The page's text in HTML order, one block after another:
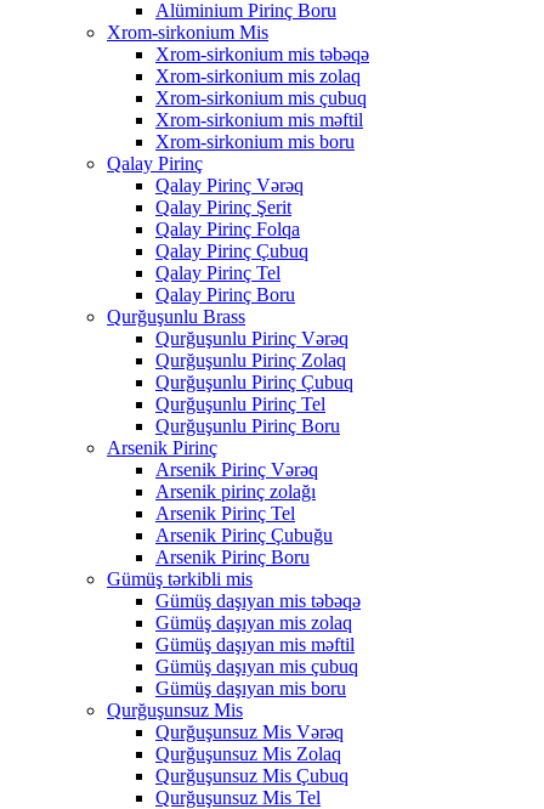
Alüminium Pirinç Boru
Xrom-sirkonium Mis
Xrom-sirkonium mis təbəqə
Xrom-sirkonium mis zolaq
Xrom-sirkonium mis çubuq
Xrom-sirkonium mis məftil
Xrom-sirkonium mis boru
Qalay Pirinç
Qalay Pirinç Vərəq
Qalay Pirinç Şerit
Qalay Pirinç Folqa
Qalay Pirinç Çubuq
Qalay Pirinç Tel
Qalay Pirinç Boru
Qurğuşunlu Brass
Qurğuşunlu Pirinç Vərəq
Qurğuşunlu Pirinç Zolaq
Qurğuşunlu Pirinç Çubuq
Qurğuşunlu Pirinç Tel
Qurğuşunlu Pirinç Boru
Arsenik Pirinç
Arsenik Pirinç Vərəq
Arsenik pirinç zolağı
Arsenik Pirinç Tel
Arsenik Pirinç Çubuğu
Arsenik Pirinç Boru
Gümüş tərkibli mis
Gümüş daşıyan mis təbəqə
Gümüş daşıyan mis zolaq
Gümüş daşıyan mis məftil
Gümüş daşıyan mis çubuq
Gümüş daşıyan mis boru
Qurğuşunsuz Mis
Qurğuşunsuz Mis Vərəq
Qurğuşunsuz Mis Zolaq
Qurğuşunsuz Mis Çubuq
Qurğuşunsuz Mis Tel